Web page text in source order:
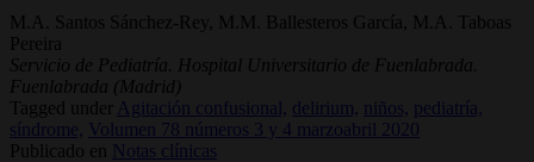
M.A. Santos Sánchez-Rey, M.M. Ballesteros García, M.A. Taboas
Pereira
Servicio de Pediatría. Hospital Universitario de Fuenlabrada.
Fuenlabrada (Madrid)
Tagged under
Agitación confusional, delirium, niños, pediatría,
síndrome,
Volumen 78 números 3 y 4 marzoabril 2020
Publicado en
Notas clínicas